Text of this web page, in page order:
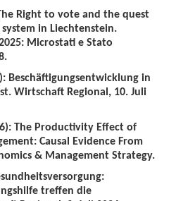
Right to vote and the quest
in Liechtenstein.
Microstati e Stato
Beschäftigungsentwicklung in
Wirtschaft Regional, 10. Juli
The Productivity Effect of
Causal Evidence From
& Management Strategy.
treffen die